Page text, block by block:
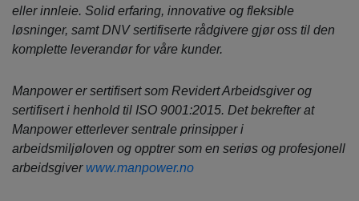
eller innleie. Solid erfaring, innovative og fleksible
løsninger, samt DNV sertifiserte rådgivere gjør oss til den
komplette leverandør for våre kunder.
Manpower er sertifisert som Revidert Arbeidsgiver og
sertifisert i henhold til ISO 9001:2015. Det bekrefter at
Manpower etterlever sentrale prinsipper i
arbeidsmiljøloven og opptrer som en seriøs og profesjonell
arbeidsgiver www.manpower.no